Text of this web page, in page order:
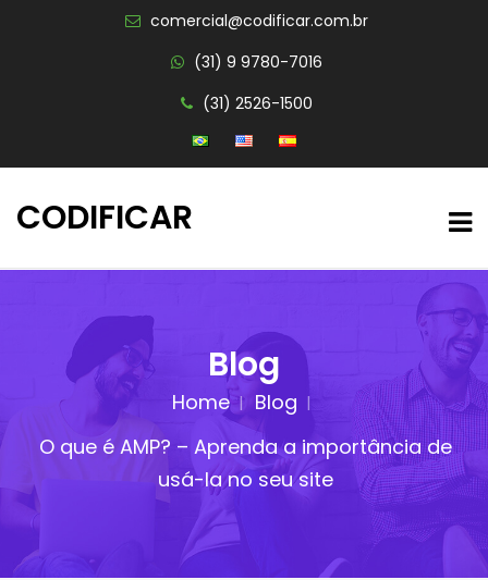
comercial@codificar.com.br
(31) 9 9780-7016
(31) 2526-1500
CODIFICAR
Blog
Home
Blog
O que é AMP? – Aprenda a importância de
usá-la no seu site